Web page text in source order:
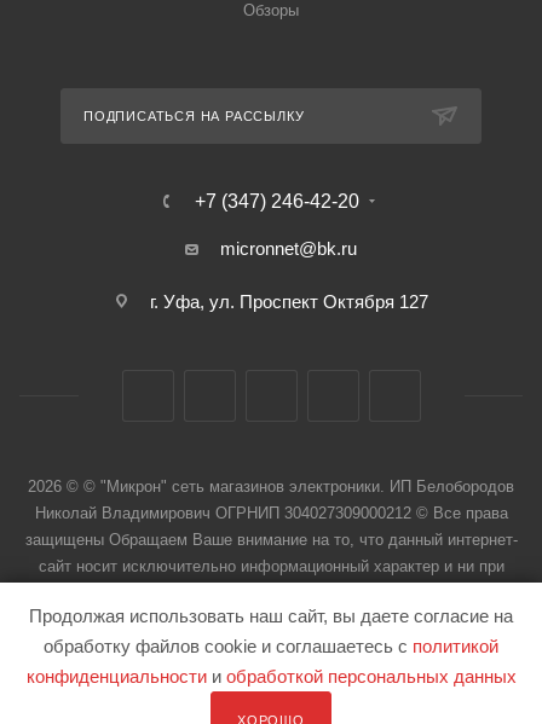
Обзоры
ПОДПИСАТЬСЯ НА РАССЫЛКУ
+7 (347) 246-42-20
micronnet@bk.ru
г. Уфа, ул. Проспект Октября 127
2026 © © "Микрон" сеть магазинов электроники. ИП Белобородов
Николай Владимирович ОГРНИП 304027309000212 © Все права
защищены Обращаем Ваше внимание на то, что данный интернет-
сайт носит исключительно информационный характер и ни при
Продолжая использовать наш сайт, вы даете согласие на
обработку файлов cookie и соглашаетесь с политикой
конфиденциальностии обработкой персональных данных
ХОРОШО